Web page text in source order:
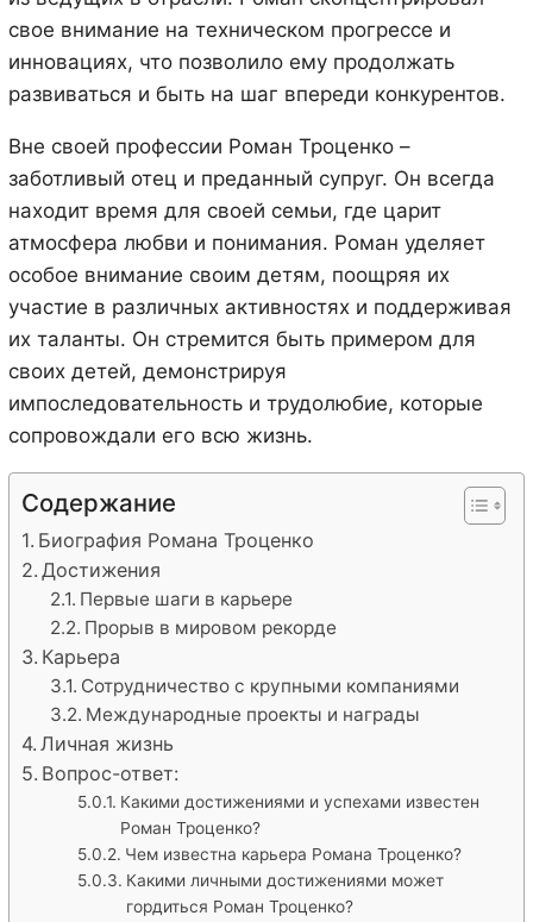
свое внимание на техническом прогрессе и
инновациях, что позволило ему продолжать
развиваться и быть на шаг впереди конкурентов.
Вне своей профессии Роман Троценко –
заботливый отец и преданный супруг. Он всегда
находит время для своей семьи, где царит
атмосфера любви и понимания. Роман уделяет
особое внимание своим детям, поощряя их
участие в различных активностях и поддерживая
их таланты. Он стремится быть примером для
своих детей, демонстрируя
импоследовательность и трудолюбие, которые
сопровождали его всю жизнь.
Содержание
Биография Романа Троценко
Достижения
Первые шаги в карьере
Прорыв в мировом рекорде
Карьера
Сотрудничество с крупными компаниями
Международные проекты и награды
Личная жизнь
Вопрос-ответ:
Какими достижениями и успехами известен
Роман Троценко?
Чем известна карьера Романа Троценко?
Какими личными достижениями может
гордиться Роман Троценко?